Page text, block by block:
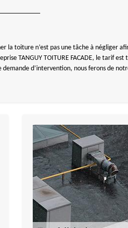
la toiture n’est pas une tâche à négliger
TANGUY TOITURE FACADE, le tarif
d’intervention, nous ferons de